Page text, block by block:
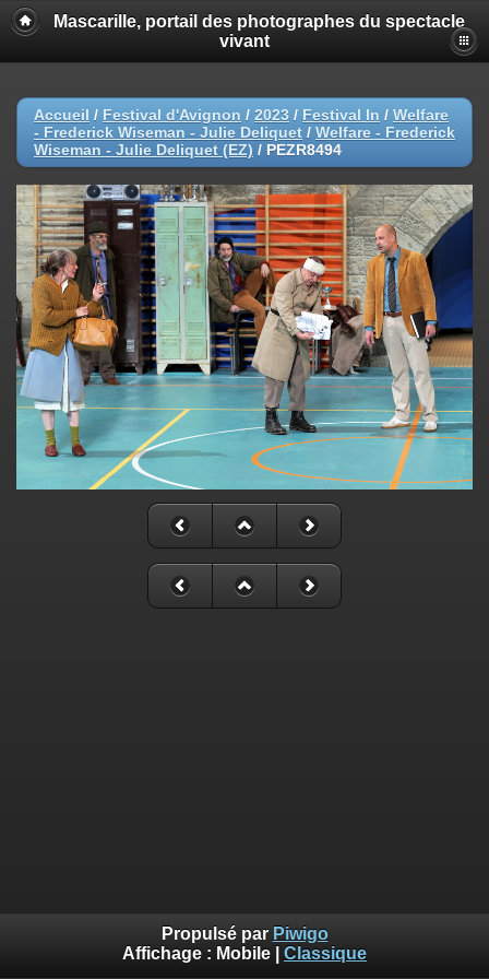
Mascarille, portail des photographes du spectacle
vivant
Accueil / Festival d'Avignon / 2023 / Festival In / Welfare
- Frederick Wiseman - Julie Deliquet / Welfare - Frederick
Wiseman - Julie Deliquet (EZ) / PEZR8494
Propulsé par Piwigo
Affichage : Mobile Classique